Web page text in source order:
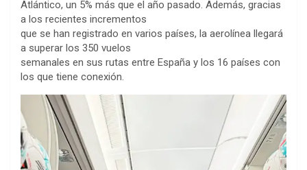
Atlántico, un 5% más que el año pasado. Además, gracias
a los recientes incrementos
que se han registrado en varios países, la aerolínea llegará
a superar los 350 vuelos
semanales en sus rutas entre España y los 16 países con
los que tiene conexión.